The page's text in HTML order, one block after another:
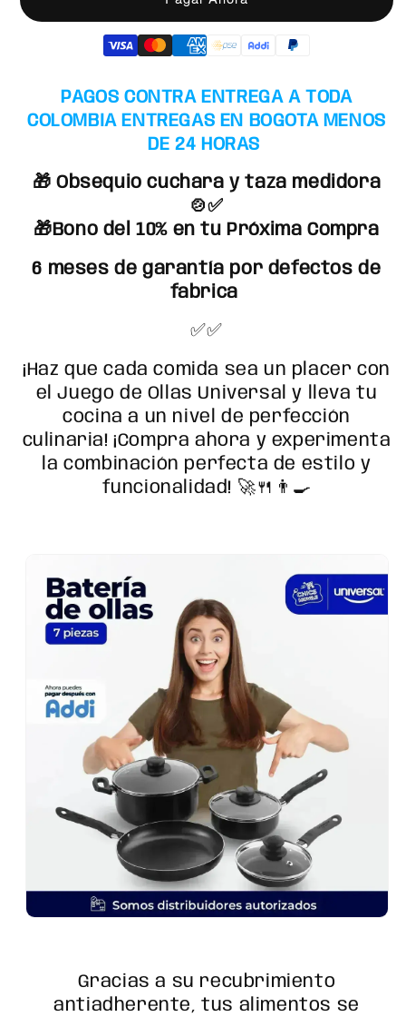
7
Antiadherente
Negro
🍲
Universal
7
Piezas
Antiadherente
Negro
🍲
PAGOS CONTRA ENTREGA A TODA
COLOMBIA ENTREGAS EN BOGOTA MENOS
DE 24 HORAS
🎁 Obsequio cuchara y taza medidora
🍲✅
🎁Bono del 10% en tu Próxima Compra
6 meses de garantía por defectos de
fabrica
✅✅
¡Haz que cada comida sea un placer con
el Juego de Ollas Universal y lleva tu
cocina a un nivel de perfección
culinaria! ¡Compra ahora y experimenta
la combinación perfecta de estilo y
funcionalidad! 🚀🍴👨‍🍳
Gracias a su recubrimiento
antiadherente, tus alimentos se